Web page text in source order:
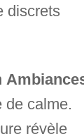
discrets
de calme.
révèle